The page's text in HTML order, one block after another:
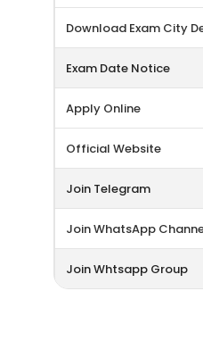
Download Exam City
Exam Date Notice
Apply Online
Official Website
Join Telegram
Join WhatsApp
Join Whtsapp Group